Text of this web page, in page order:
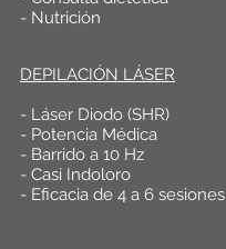
- Nutrición
DEPILACIÓN LÁSER
- Láser Diodo (SHR)
- Potencia Médica
- Barrido a 10 Hz
- Casi Indoloro
- Eficacia de 4 a 6 sesiones